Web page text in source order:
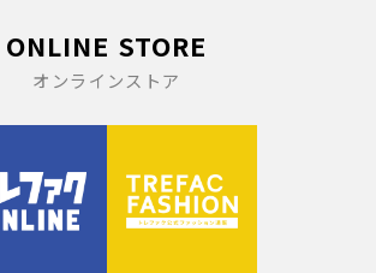
ONLINE STORE
オンラインストア